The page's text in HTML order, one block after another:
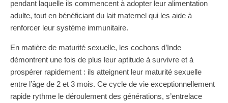
pendant laquelle ils commencent à adopter leur alimentation
adulte, tout en bénéficiant du lait maternel qui les aide à
renforcer leur système immunitaire.
En matière de maturité sexuelle, les cochons d’Inde
démontrent une fois de plus leur aptitude à survivre et à
prospérer rapidement : ils atteignent leur maturité sexuelle
entre l’âge de 2 et 3 mois. Ce cycle de vie exceptionnellement
rapide rythme le déroulement des générations, s’entrelace